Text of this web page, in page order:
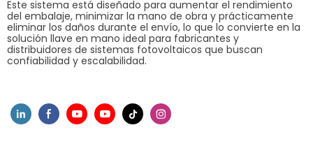
Este sistema está diseñado para aumentar el rendimiento
del embalaje, minimizar la mano de obra y prácticamente
eliminar los daños durante el envío, lo que lo convierte en la
solución llave en mano ideal para fabricantes y
distribuidores de sistemas fotovoltaicos que buscan
confiabilidad y escalabilidad.